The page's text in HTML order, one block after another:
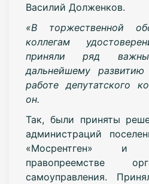
Василий Долженков.
«В торжественной
коллегам
приняли ряд
дальнейшему
работе депутатского
он.
Так, были приняты
администраций
«Мосрентген»
правопреемстве
самоуправления.